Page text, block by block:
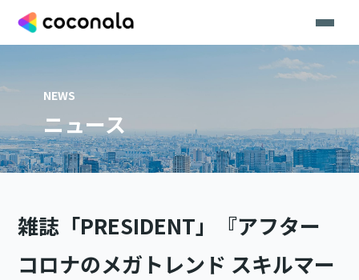
NEWS
ニュース
雑誌「PRESIDENT」『アフター
コロナのメガトレンド スキルマー